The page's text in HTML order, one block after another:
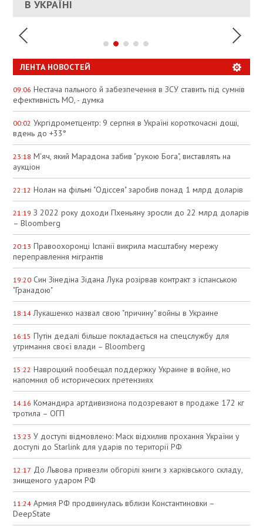
УКРАИНЕ
В УКРАЇНІ
СПЕКУЛЯЦІЇ
ЛЕНТА НОВОСТЕЙ
09:06 Нестача пального й забезпечення в ЗСУ ставить під сумнів
ефективність МО, - думка
00:02 Укргідрометцентр: 9 серпня в Україні короткочасні дощі,
вдень до +33°
23:18 М'яч, який Марадона забив "рукою Бога", виставлять на
аукціон
22:12 Нолан на фільмі "Одіссея" заробив понад 1 млрд доларів
21:19 З 2022 року доходи Пхеньяну зросли до 22 млрд доларів
– Bloomberg
20:13 Правоохоронці Іспанії викрила масштабну мережу
переправлення мігрантів
19:20 Син Зінедіна Зідана Лука розірвав контракт з іспанською
"Гранадою"
18:14 Лукашенко назвал свою "причину" войны в Украине
16:15 Путін дедалі більше покладається на спецслужбу для
утримання своєї влади – Bloomberg
15:22 Навроцкий пообещал поддержку Украине в войне, но
напомнил об исторических претензиях
14:16 Командира артдивизиона подозревают в продаже 172 кг
тротила – ОГП
13:23 У доступі відмовлено: Маск відхилив прохання України у
доступі до Starlink для ударів по території РФ
12:17 До Львова привезли обгорілі книги з харківського складу,
знищеного ударом РФ
11:24 Армия РФ продвинулась вблизи Константиновки –
DeepState